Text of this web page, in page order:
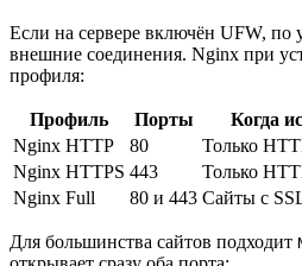
Если на сервере включён UFW,
внешние соединения. Nginx при
профиля:
Профиль Порты
Когда
Nginx HTTP
80
Только
Nginx HTTPS 443
Только
Nginx Full
80 и 443 Сайты с
Для большинства сайтов подходит